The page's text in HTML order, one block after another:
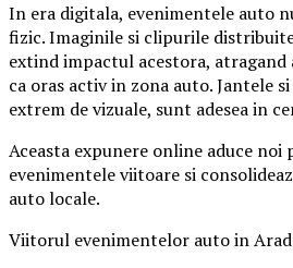
In era digitala, evenimentele auto
fizic. Imaginile si clipurile
extind impactul acestora,
ca oras activ in zona auto. Jantele
extrem de vizuale, sunt adesea in
Aceasta expunere online aduce
evenimentele viitoare si
auto locale.
Viitorul evenimentelor auto in Arad